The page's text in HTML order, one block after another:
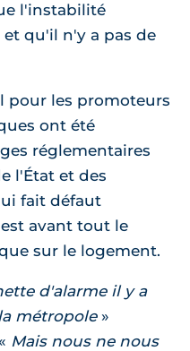
l'instabilité
qu'il n'y a pas de
pour les promoteurs
ont été
réglementaires
l'État et des
fait défaut
avant tout le
sur le logement.
d'alarme il y a
métropole
Mais nous ne nous